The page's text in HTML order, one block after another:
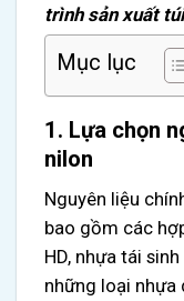
trình sản xuất
Mục lục
1. Lựa chọn
nilon
Nguyên liệu
bao gồm các
HD, nhựa tái
những loại nhựa